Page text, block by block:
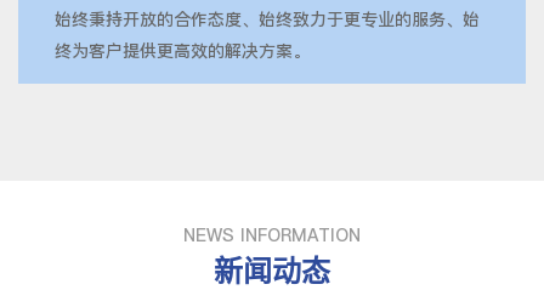
始终秉持开放的合作态度、始终致力于更专业的服务、始
终为客户提供更高效的解决方案。
NEWS INFORMATION
新闻动态